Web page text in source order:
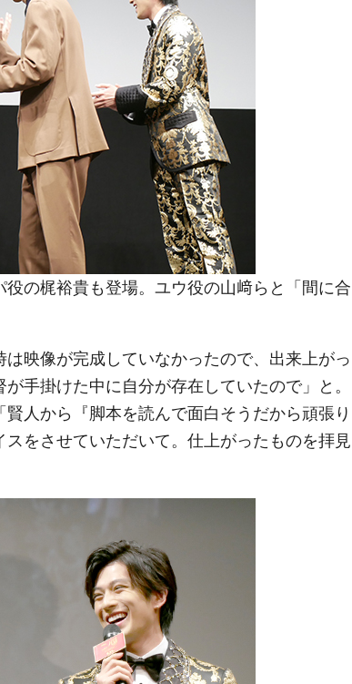
の梶裕貴も登場。ユウ役の山﨑らと「間に合
映像が完成していなかったので、出来上がっ
手掛けた中に自分が存在していたので」と。
人から『脚本を読んで面白そうだから頑張り
をさせていただいて。仕上がったものを拝見